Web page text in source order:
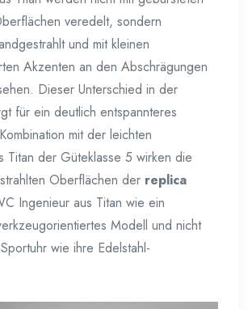
veredelt, sondern
und mit kleinen
Akzenten an den Abschrägungen
Dieser Unterschied in der
für ein deutlich entspannteres
mit der leichten
Titan der Güteklasse 5 wirken die
Oberflächen der replica
Ingenieur aus Titan wie ein
Modell und nicht
wie ihre Edelstahl-